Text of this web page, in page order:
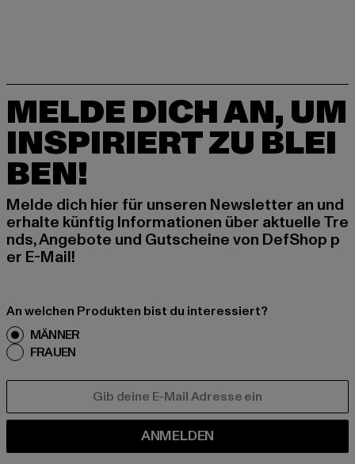
MELDE DICH AN, UM
INSPIRIERT ZU BLEI
BEN!
Melde dich hier für unseren Newsletter an und
erhalte künftig Informationen über aktuelle Tre
nds, Angebote und Gutscheine von DefShop p
er E-Mail!
An welchen Produkten bist du interessiert?
MÄNNER
FRAUEN
ANMELDEN